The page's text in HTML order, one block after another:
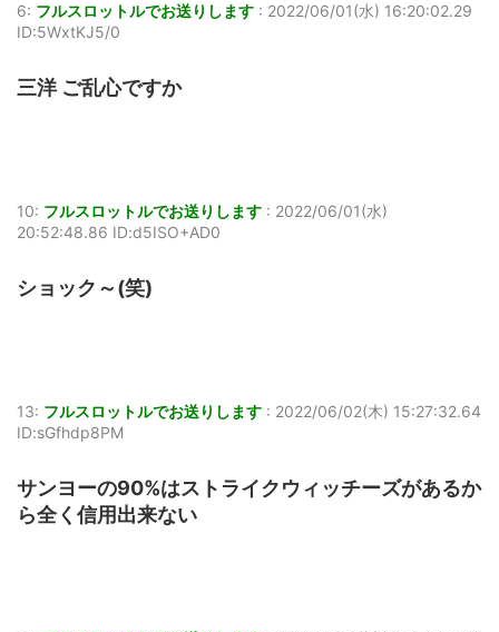
6: フルスロットルでお送りします : 2022/06/01(水) 16:20:02.29
ID:5WxtKJ5/0
三洋 ご乱心ですか
10: フルスロットルでお送りします : 2022/06/01(水)
20:52:48.86 ID:d5ISO+AD0
ショック～(笑)
13: フルスロットルでお送りします : 2022/06/02(木) 15:27:32.64
ID:sGfhdp8PM
サンヨーの90%はストライクウィッチーズがあるか
ら全く信用出来ない